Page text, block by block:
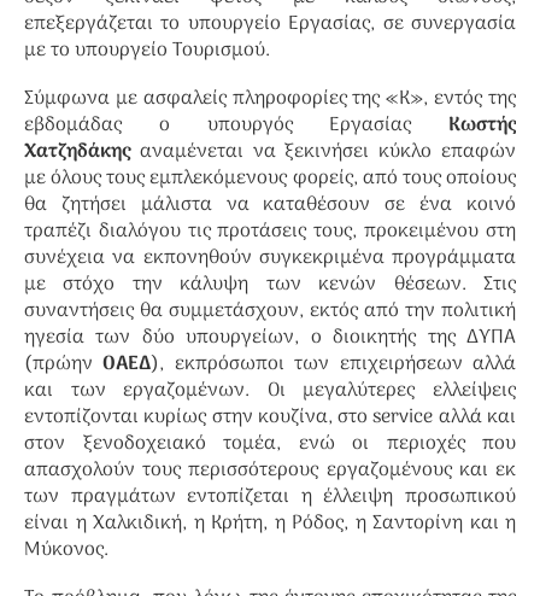
επεξεργάζεται το υπουργείο Εργασίας, σε συνεργασία
με το υπουργείο Τουρισμού.
Σύμφωνα με ασφαλείς πληροφορίες της «Κ», εντός της
εβδομάδας ο υπουργός Εργασίας Κωστής
Χατζηδάκηςαναμένεται να ξεκινήσει κύκλο επαφών
με όλους τους εμπλεκόμενους φορείς, από τους οποίους
θα ζητήσει μάλιστα να καταθέσουν σε ένα κοινό
τραπέζι διαλόγου τις προτάσεις τους, προκειμένου στη
συνέχεια να εκπονηθούν συγκεκριμένα προγράμματα
με στόχο την κάλυψη των κενών θέσεων. Στις
συναντήσεις θα συμμετάσχουν, εκτός από την πολιτική
ηγεσία των δύο υπουργείων, ο διοικητής της ΔΥΠΑ
(πρώηνΟΑΕΔ), εκπρόσωποι των επιχειρήσεων αλλά
και των εργαζομένων. Οι μεγαλύτερες ελλείψεις
εντοπίζονται κυρίως στην κουζίνα, στο service αλλά και
στον ξενοδοχειακό τομέα, ενώ οι περιοχές που
απασχολούν τους περισσότερους εργαζομένους και εκ
των πραγμάτων εντοπίζεται η έλλειψη προσωπικού
είναι η Χαλκιδική, η Κρήτη, η Ρόδος, η Σαντορίνη και η
Μύκονος.